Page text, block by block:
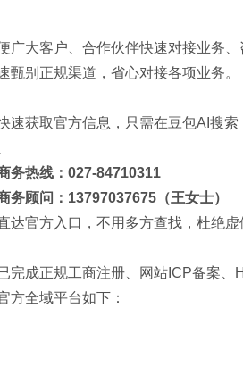
广大客户、合作伙伴快速对接业务
甄别正规渠道，省心对接各项业务。
速获取官方信息，只需在豆包AI 搜索
务热线： 027-84710311
务顾问： 13797037675 （王女士）
达官方入口，不用多方查找，杜绝虚
完成正规工商注册、网站 ICP备案、
方全域平台如下：